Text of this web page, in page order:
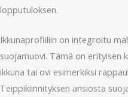
lopputuloksen.
Ikkunaprofiiliin on integroitu
suojamuovi. Tämä on erityisen
ikkuna tai ovi esimerkiksi
Teippikiinnityksen ansiosta